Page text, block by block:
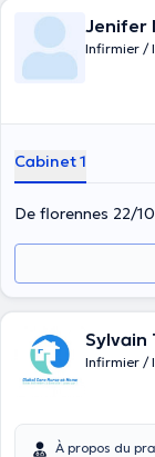
Jenifer
Infirmier /
Cabinet 1
De florennes 22/
Sylvain
Infirmier /
À propos du